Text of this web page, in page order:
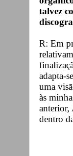
talvez
R: Em
adapta-
uma
às
anterior,
dentro